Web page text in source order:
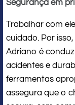
Segurança em
Trabalhar com
cuidado. Por
Adriano é
acidentes e
ferramentas
assegura que o